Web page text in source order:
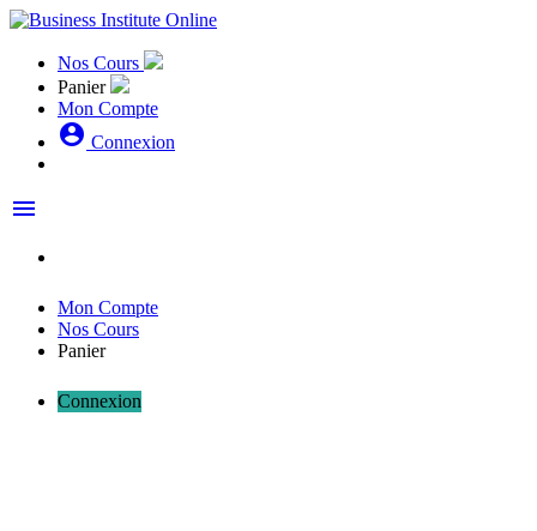
Nos Cours
Panier
Mon Compte
account_circle Connexion
menu
Mon Compte
Nos Cours
Panier
Connexion